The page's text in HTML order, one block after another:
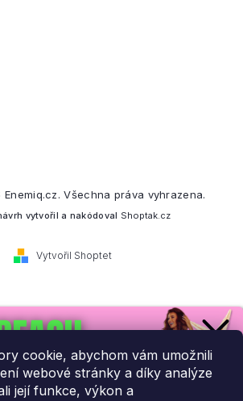
cookie, abychom vám umožnili
webové stránky a díky analýze
její funkce, výkon a
Vytvořil Shoptet
Enemiq.cz. Všechna práva vyhrazena.
vytvořil a nakódoval Shoptak.cz
se k našemu
newsletteru.
informace o našich novinkách a slevových
akcích.